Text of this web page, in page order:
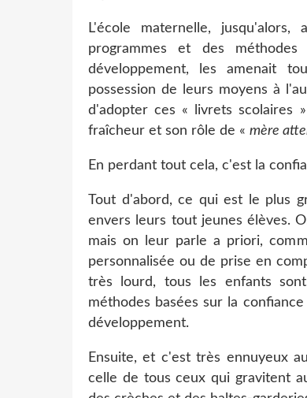
L'école maternelle,
programmes et des
développement, les amenait
possession de leurs moyens à
d'adopter ces « livrets scolaires
fraîcheur et son rôle de « mère
En perdant tout cela, c'est la
Tout d'abord, ce qui est le plus
envers leurs tout jeunes élèves.
mais on leur parle a priori,
personnalisée ou de prise en
très lourd, tous les enfants
méthodes basées sur la
développement.
Ensuite, et c'est très ennuyeux
celle de tous ceux qui gravitent